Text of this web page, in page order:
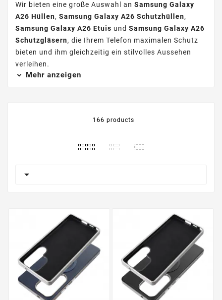
Wir bieten eine große Auswahl an Samsung Galaxy
A26 Hüllen, Samsung Galaxy A26 Schutzhüllen,
Samsung Galaxy A26 Etuis und Samsung Galaxy A26
Schutzgläsern, die Ihrem Telefon maximalen Schutz
bieten und ihm gleichzeitig ein stilvolles Aussehen
verleihen.
Mehr anzeigen
166 products
